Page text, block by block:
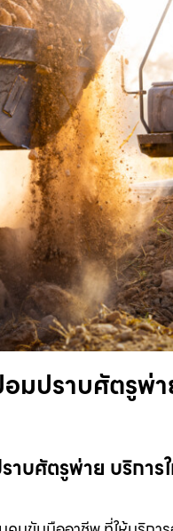
มปราบศัตรูพ่า
าบศัตรูพ่าย บริการ